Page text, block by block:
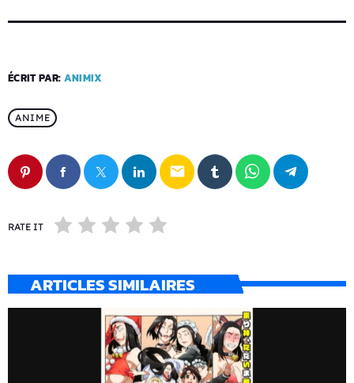
ÉCRIT PAR: ANIMIX
ANIME
email
RATE IT
ARTICLES SIMILAIRES